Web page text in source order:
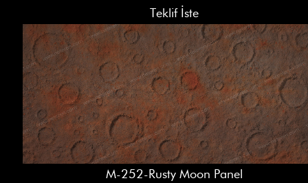
Teklif İste
M-252-Rusty Moon Panel